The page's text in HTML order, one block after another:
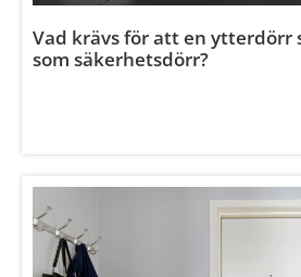
Vad krävs för att en ytterdörr
som säkerhetsdörr?